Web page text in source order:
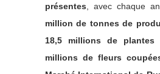
présentes , avec chaque
million de tonnes de
18,5 millions de
millions de fleurs